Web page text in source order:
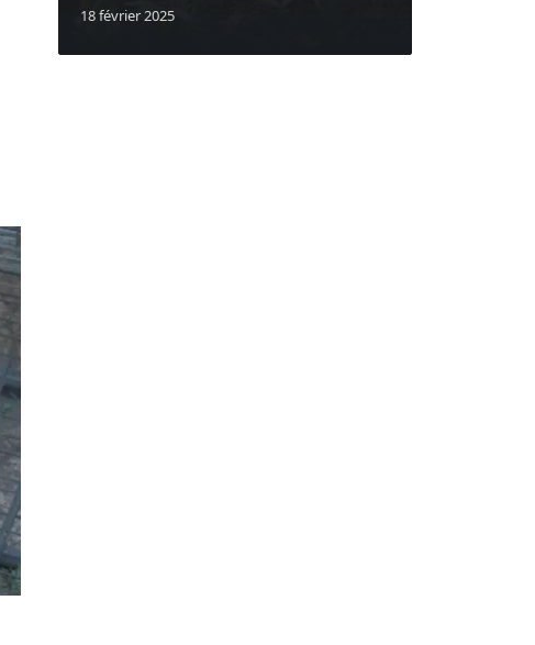
18 février 2025